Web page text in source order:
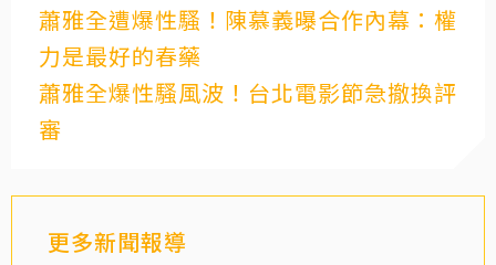
蕭雅全遭爆性騷！陳慕義曝合作內幕：權
力是最好的春藥
蕭雅全爆性騷風波！台北電影節急撤換評
審
更多新聞報導